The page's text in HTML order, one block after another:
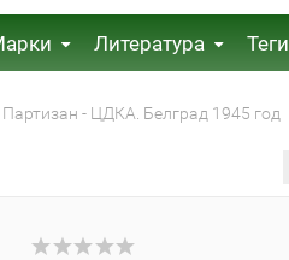
Литература Теги
- ЦДКА. Белград 1945 год